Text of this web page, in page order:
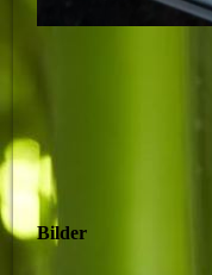
Bilder